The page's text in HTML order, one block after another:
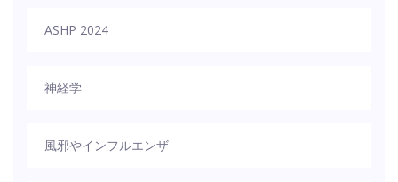
ASHP 2024
神経学
風邪やインフルエンザ